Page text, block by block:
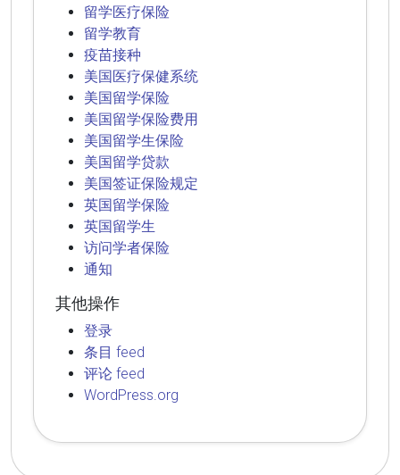
留学医疗保险
留学教育
疫苗接种
美国医疗保健系统
美国留学保险
美国留学保险费用
美国留学生保险
美国留学贷款
美国签证保险规定
英国留学保险
英国留学生
访问学者保险
通知
其他操作
登录
条目 feed
评论 feed
WordPress.org